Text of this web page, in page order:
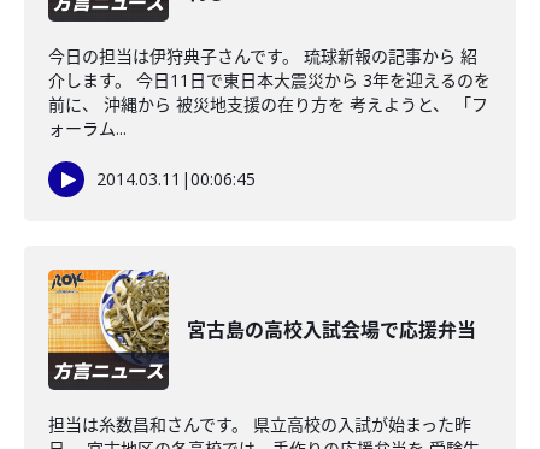
今日の担当は伊狩典子さんです。 琉球新報の記事から 紹
介します。 今日11日で東日本大震災から 3年を迎えるのを
前に、 沖縄から 被災地支援の在り方を 考えようと、 「フ
ォーラム...
2014.03.11 |00:06:45
宮古島の高校入試会場で応援弁当
担当は糸数昌和さんです。 県立高校の入試が始まった昨